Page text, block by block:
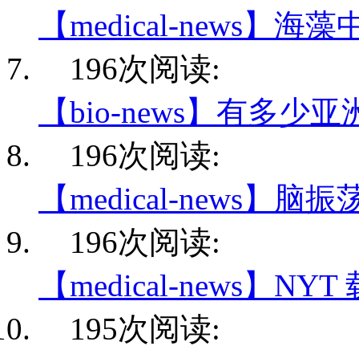
【medical-news】海藻
196次阅读:
【bio-news】有多少亚
196次阅读:
【medical-news】脑振
196次阅读:
【medical-news】NYT
195次阅读: